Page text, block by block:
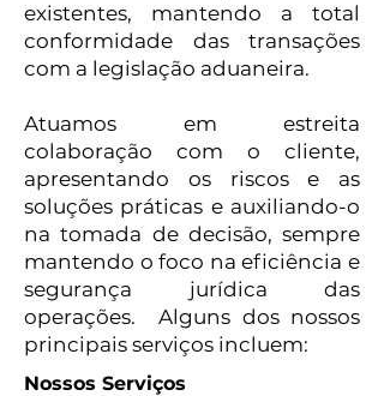
existentes, mantendo a total
conformidade das transações
com a legislação aduaneira.
Atuamos em estreita
colaboração com o cliente,
apresentando os riscos e as
soluções práticas e auxiliando-o
na tomada de decisão, sempre
mantendo o foco na eficiência e
segurança jurídica das
operações. Alguns dos nossos
principais serviços incluem:
Nossos Serviços